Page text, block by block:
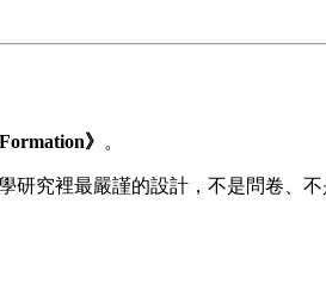
》 。
研究裡最嚴謹的設計，不是問卷、